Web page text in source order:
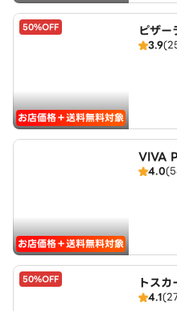
50%OFF
お店価格＋送料無料対象
ピザ
3.9
お店価格＋送料無料対象
VIVA
大治店
4.0
50%OFF
トス
甚目寺
4.1